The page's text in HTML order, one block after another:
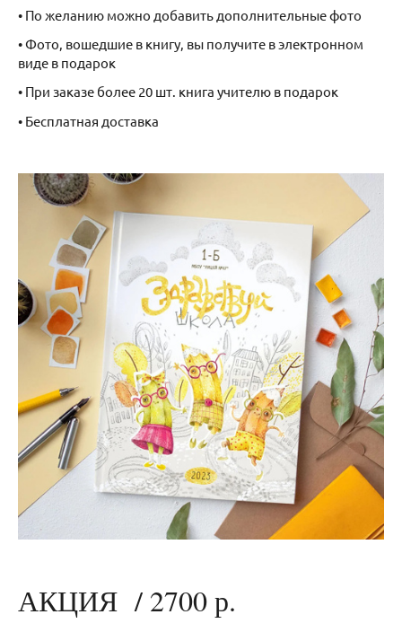
• По желанию можно добавить дополнительные фото
• Фото, вошедшие в книгу, вы получите в электронном
виде в подарок
• При заказе более 20 шт. книга учителю в подарок
• Бесплатная доставка
АКЦИЯ / 2700 р.